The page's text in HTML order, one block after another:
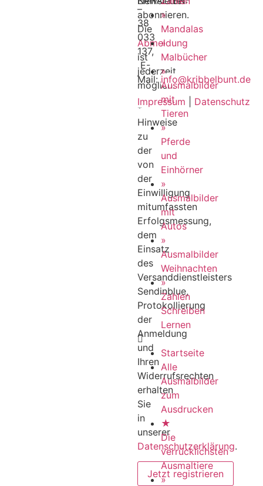
abonnieren.
Die
Abmeldung
ist
jederzeit
möglich.
*
Hinweise
zu
der
von
der
Einwilligung
mitumfassten
Erfolgsmessung,
dem
Einsatz
des
Versanddienstleisters
Sendinblue,
Protokollierung
der
Anmeldung
und
Ihren
Widerrufsrechten
erhalten
Sie
in
unserer
Datenschutzerklärung.
–
38
033
137,
E-
Mail:info@kribbelbunt.de
Impressum
Datenschutz
»
Mandalas
»
Malbücher
»
Ausmalbilder
mit
Tieren
»
Pferde
und
Einhörner
»
Ausmalbilder
mit
Autos
»
Ausmalbilder
Weihnachten
»
Zahlen
Schreiben
Lernen
Startseite
Alle
Ausmalbilder
zum
Ausdrucken
★
Die
verrücklichsten
Ausmaltiere
»